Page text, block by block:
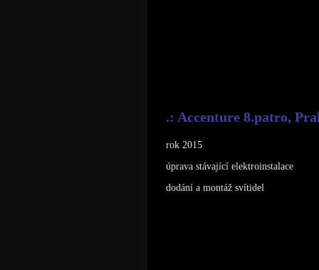
.: Accenture 8.patro,
rok 2015
úprava stávající elektroinstalace
dodání a montáž svítidel